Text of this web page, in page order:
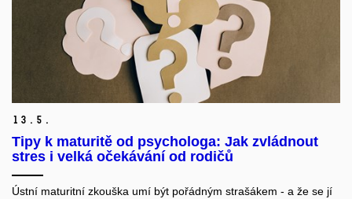
13. 5.
Tipy k maturitě od psychologa: Jak zvládnout
stres i velká očekávání od rodičů
Ústní maturitní zkouška umí být pořádným strašákem - a že se jí